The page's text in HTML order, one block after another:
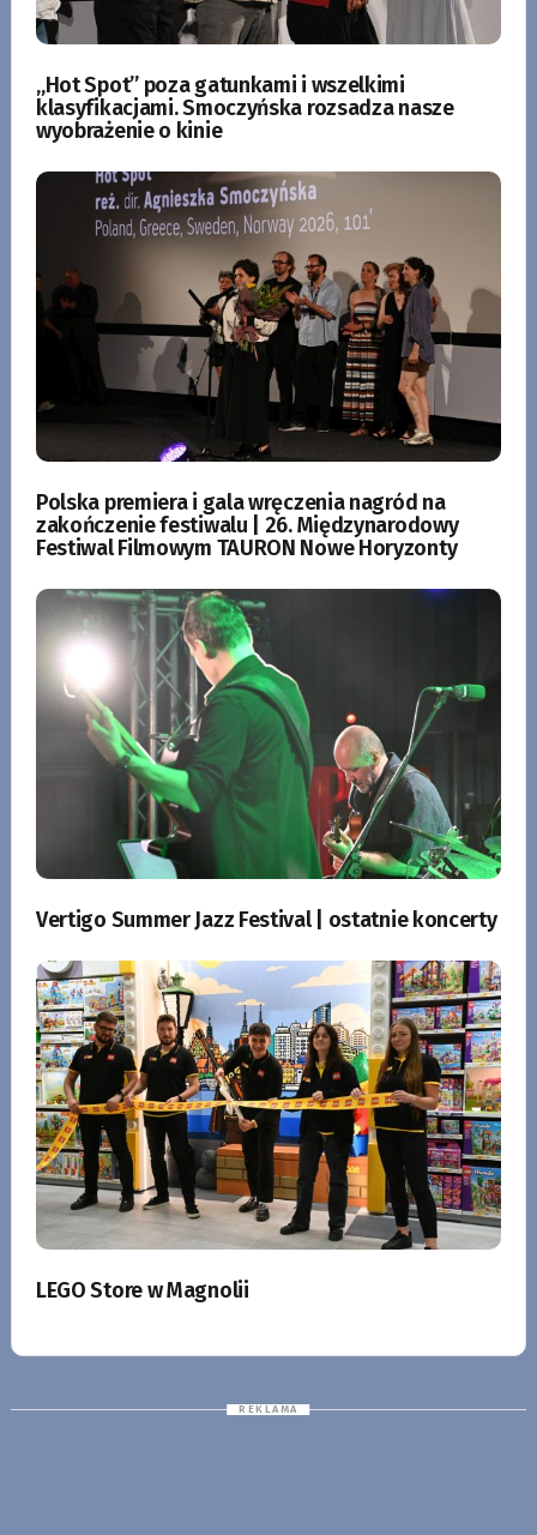
„Hot Spot” poza gatunkami i wszelkimi
klasyfikacjami. Smoczyńska rozsadza nasze
wyobrażenie o kinie
Polska premiera i gala wręczenia nagród na
zakończenie festiwalu | 26. Międzynarodowy
Festiwal Filmowym TAURON Nowe Horyzonty
Vertigo Summer Jazz Festival | ostatnie koncerty
LEGO Store w Magnolii